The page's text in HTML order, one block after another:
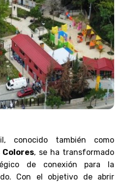
conocido también como
, se ha transformado
de conexión para la
Con el objetivo de abrir